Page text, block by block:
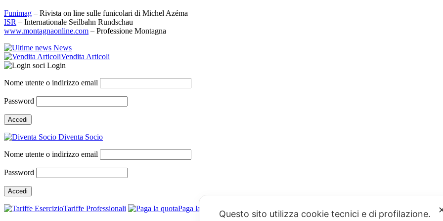
Funimag – Rivista on line sulle funicolari di Michel Azéma
ISR – Internationale Seilbahn Rundschau
www.montagnaonline.com – Professione Montagna
News
Vendita Articoli
Login
Nome utente o indirizzo email
Password
Diventa Socio
Nome utente o indirizzo email
Password
Tariffe Professionali Paga la quota
Questo sito utilizza cookie tecnici e di profilazione.